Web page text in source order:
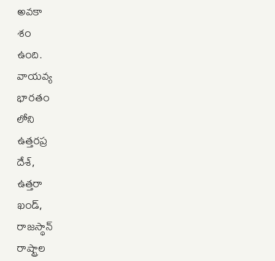
అవకా
శం
ఉంది.
వాయవ్య
భారతం
లోని
ఉత్తరప్ర
దేశ్,
ఉత్తరా
ఖండ్,
రాజస్థాన్
రాష్ట్రాల